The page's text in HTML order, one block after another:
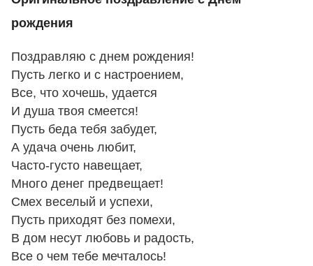
рождения
Поздравляю с днем рождения!
Пусть легко и с настроением,
Все, что хочешь, удается
И душа твоя смеется!
Пусть беда тебя забудет,
А удача очень любит,
Часто-густо навещает,
Много денег предвещает!
Смех веселый и успехи,
Пусть приходят без помехи,
В дом несут любовь и радость,
Все о чем тебе мечталось!